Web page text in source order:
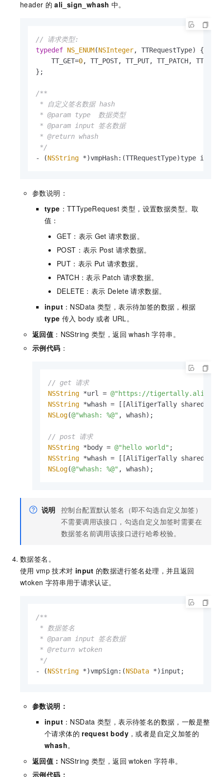
header 的 ali_sign_whash 中。
// 请求类型:
typedef NS_ENUM(NSInteger, TTRequestType) {
    TT_GET=
0, TT_POST, TT_PUT, TT_PATCH,
};
/**
* 自定义签名数据 hash
* @param type  数据类型
* @param input 签名数据
* @return whash
*/
- (NSString *)vmpHash:(TTRequestType)type
参数说明：
type ：TTTypeRequest 类型，设置数据类型。取
值：
GET：表示 Get 请求数据。
POST：表示 Post 请求数据。
PUT：表示 Put 请求数据。
PATCH：表示 Patch 请求数据。
DELETE：表示 Delete 请求数据。
input ：NSData 类型，表示待加签的数据，根据
type 传入 body 或者 URL。
返回值 ：NSString 类型，返回 whash 字符串。
示例代码 ：
// get 请求
NSString *url = @"https://
NSString *whash = [[AliTigerTally
NSLog(@"whash: %@" , whash);
// post 请求
NSString *body = @"hello world"
NSString *whash = [[AliTigerTally
NSLog(@"whash: %@" , whash);
说明 控制台配置默认签名（即不勾选自定义加签）
不需要调用该接口，勾选自定义加签时需要在
数据签名前调用该接口进行哈希校验。
数据签名。
使用 vmp 技术对 input 的数据进行签名处理，并且返回
wtoken 字符串用于请求认证。
/**
* 数据签名
* @param input 签名数据
* @return wtoken
*/
- (NSString *)vmpSign:(NSData *)input;
参数说明：
input ：NSData 类型，表示待签名的数据，一般是整
个请求体的 request body ，或者是自定义加签的
whash。
返回值： NSString 类型，返回 wtoken 字符串。
示例代码：